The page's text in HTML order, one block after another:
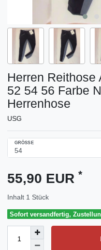
Herren Reithose
52 54 56 Farbe
Herrenhose
USG
GRÖSSE
55,90 EUR *
Inhalt 1 Stück
Sofort versandfertig,